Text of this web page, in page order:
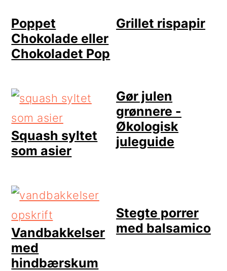
Poppet
Chokolade eller
Chokoladet Pop
Grillet rispapir
Squash syltet
som asier
Gør julen
grønnere -
Økologisk
juleguide
Vandbakkelser
med
hindbærskum
Stegte porrer
med balsamico